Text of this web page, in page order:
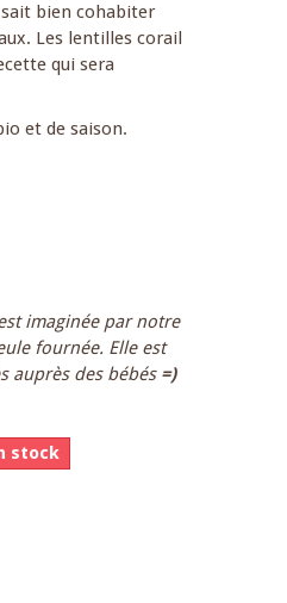
bien cohabiter
Les lentilles corail
qui sera
et de saison.
imaginée par notre
fournée. Elle est
auprès des bébés =)
stock